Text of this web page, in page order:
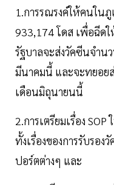
1.การรณรงค์ให้คนใน
933,174 โดส เพื่อฉีด
รัฐบาลจะส่งวัคซีนจำน
มีนาคมนี้ และจะทยอย
เดือนมิถุนายนนี้
2.การเตรียมเรื่อง
ทั้งเรื่องของการรับรอ
ปอร์ตต่างๆ และ